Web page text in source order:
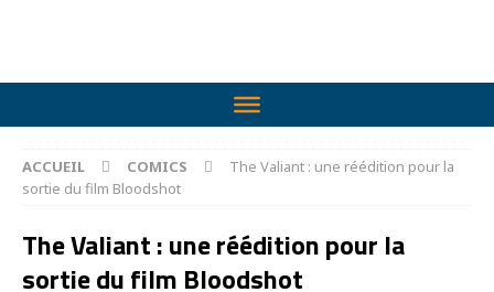
ACCUEIL COMICS
The Valiant : une réédition pour la
sortie du film Bloodshot
The Valiant : une réédition pour la
sortie du film Bloodshot